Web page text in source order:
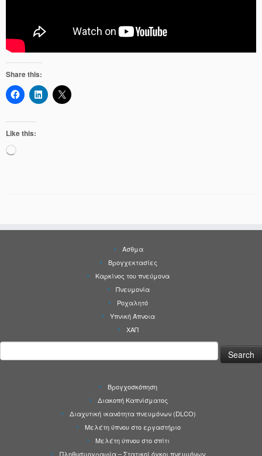
Share this:
Like this:
Loading…
Άσθμα
Βρογχεκτασίες
Καρκίνος του πνεύμονα
Πνευμονία
Ροχαλητό
Υπνική Άπνοια
ΧΑΠ
for:
Βρογχοσκόπηση
Διακοπή Καπνίσματος
Διαχυτική ικανότητα πνευμόνων (DLCO)
Μελέτη ύπνου στο εργαστήριο
Μελέτη ύπνου στο σπίτι
Πληθυσμογραφία – Στατικοί όγκοι πνευμόνων